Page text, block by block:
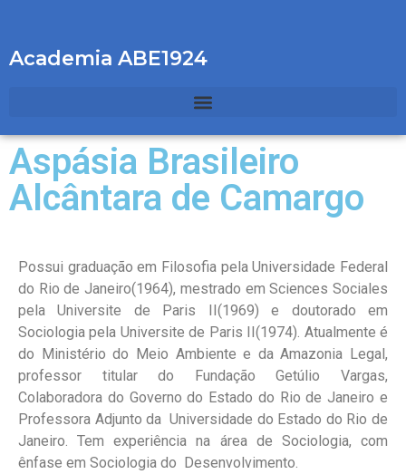
Academia ABE1924
Aspásia Brasileiro
Alcântara de Camargo
Possui graduação em Filosofia pela Universidade Federal
do Rio de Janeiro(1964), mestrado em Sciences Sociales
pela Universite de Paris II(1969) e doutorado em
Sociologia pela Universite de Paris II(1974). Atualmente é
do Ministério do Meio Ambiente e da Amazonia Legal,
professor titular do Fundação Getúlio Vargas,
Colaboradora do Governo do Estado do Rio de Janeiro e
Professora Adjunto da Universidade do Estado do Rio de
Janeiro. Tem experiência na área de Sociologia, com
ênfase em Sociologia do Desenvolvimento.